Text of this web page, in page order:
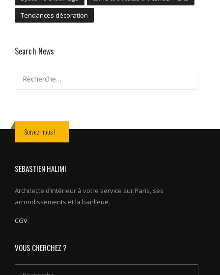
Tendances décoration
Search News
Suivez-nous !
SEBASTIEN HALIMI
Architecte d’intérieur à votre service sur Paris, ses
arrondissements et la banlieue.
CGV
VOUS CHERCHEZ ?